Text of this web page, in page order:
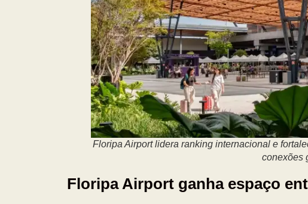
Floripa Airport lidera ranking internacional e
conexões
Floripa Airport ganha espaço